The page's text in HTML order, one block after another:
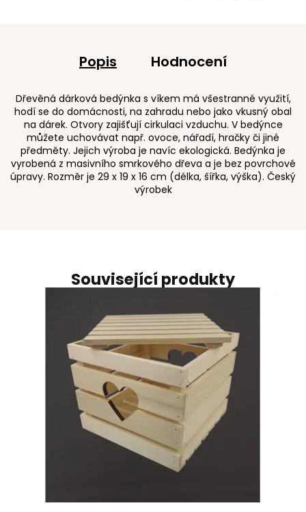
Související produkty
Popis Hodnocení
Dřevěná dárková bedýnka s víkem má všestranné využití,
hodí se do domácnosti, na zahradu nebo jako vkusný obal
na dárek. Otvory zajišťují cirkulaci vzduchu. V bedýnce
můžete uchovávat např. ovoce, nářadí, hračky či jiné
předměty. Jejich výroba je navíc ekologická. Bedýnka je
vyrobená z masivního smrkového dřeva a je bez povrchové
úpravy. Rozměr je 29 x 19 x 16 cm (délka, šířka, výška). Český
výrobek